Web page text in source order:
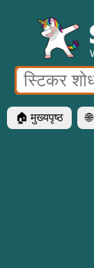
🏠 मुख्यपृष्ठ